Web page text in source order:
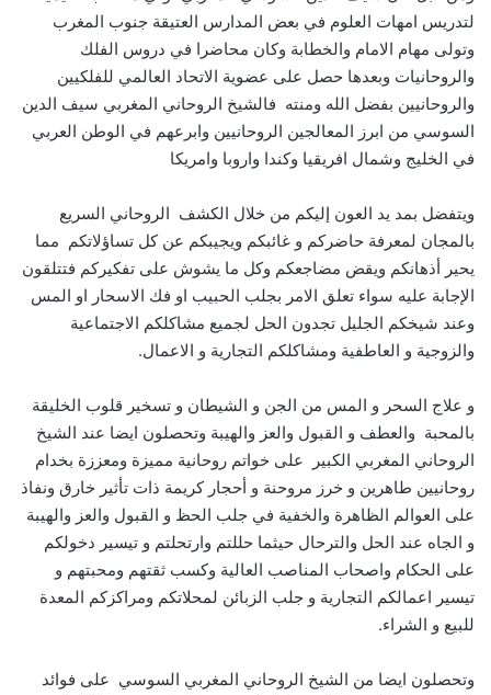
لتدريس امهات العلوم في بعض المدارس العتيقة جنوب المغرب
وتولى مهام الامام والخطابة وكان محاضرا في دروس الفلك
والروحانيات وبعدها حصل على عضوية الاتحاد العالمي للفلكيين
والروحانيين بفضل الله ومنته فالشيخ الروحاني المغربي سيف الدين
السوسي من ابرز المعالجين الروحانيين وابرعهم في الوطن العربي
في الخليج وشمال افريقيا وكندا واروبا وامريكا
ويتفضل بمد يد العون إليكم من خلال الكشف الروحاني السريع
بالمجان لمعرفة حاضركم و غائبكم ويجيبكم عن كل تساؤلاتكم مما
يحير أذهانكم ويقض مضاجعكم وكل ما يشوش على تفكيركم فتتلقون
الإجابة عليه سواء تعلق الامر بجلب الحبيب او فك الاسحار او المس
وعند شيخكم الجليل تجدون الحل لجميع مشاكلكم الاجتماعية
والزوجية و العاطفية ومشاكلكم التجارية و الاعمال.
و علاج السحر و المس من الجن و الشيطان و تسخير قلوب الخليقة
بالمحبة والعطف و القبول والعز والهيبة وتحصلون ايضا عند الشيخ
الروحاني المغربي الكبير على خواتم روحانية مميزة ومعززة بخدام
روحانيين طاهرين و خرز مروحنة و أحجار كريمة ذات تأثير خارق ونفاذ
على العوالم الظاهرة والخفية في جلب الحظ و القبول والعز والهيبة
و الجاه عند الحل والترحال حيثما حللتم وارتحلتم و تيسير دخولكم
على الحكام واصحاب المناصب العالية وكسب ثقتهم ومحبتهم و
تيسير اعمالكم التجارية و جلب الزبائن لمحلاتكم ومراكزكم المعدة
للبيع و الشراء.
وتحصلون ايضا من الشيخ الروحاني المغربي السوسي على فوائد